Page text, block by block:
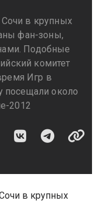
в крупных
фан-зоны,
Подобные
комитет
Игр в
посещали около
2012
в крупных